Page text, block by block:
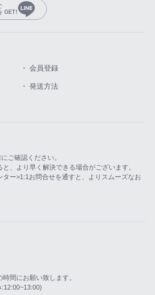
GET!
・ 会員登録
・ 発送方法
ご確認ください。
、より早く解決できる場合がございます。
ー>1:1お問合せを通すと、よりスムーズなお
間にお願い致します。